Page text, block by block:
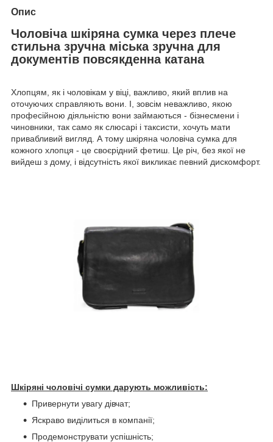
Опис
Чоловіча шкіряна сумка через плече
стильна зручна міська зручна для
документів повсякденна катана
Хлопцям, як і чоловікам у віці, важливо, який вплив на
оточуючих справляють вони. І, зовсім неважливо, якою
професійною діяльністю вони займаються - бізнесмени і
чиновники, так само як слюсарі і таксисти, хочуть мати
привабливий вигляд. А тому шкіряна чоловіча сумка для
кожного хлопця - це своєрідний фетиш. Це річ, без якої не
вийдеш з дому, і відсутність якої викликає певний дискомфорт.
Шкіряні чоловічі сумки дарують можливість:
Привернути увагу дівчат;
Яскраво виділиться в компанії;
Продемонструвати успішність;